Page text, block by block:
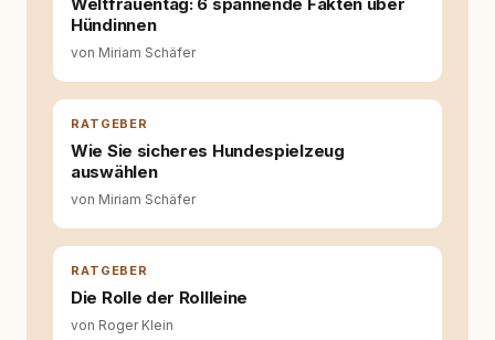
Wissens- und Serviceportal für
und der Schweiz. Meine Überzeugung:
Tierschutz beginnt mit Wissen. Wer seinen
Hund versteht, trifft bessere Entscheidungen –
für ein Zusammenleben, das beiden guttut.
Hündinnen
von Miriam Schäfer
RATGEBER
Wie Sie sicheres Hundespielzeug
auswählen
von Miriam Schäfer
RATGEBER
Die Rolle der Rollleine
von Roger Klein